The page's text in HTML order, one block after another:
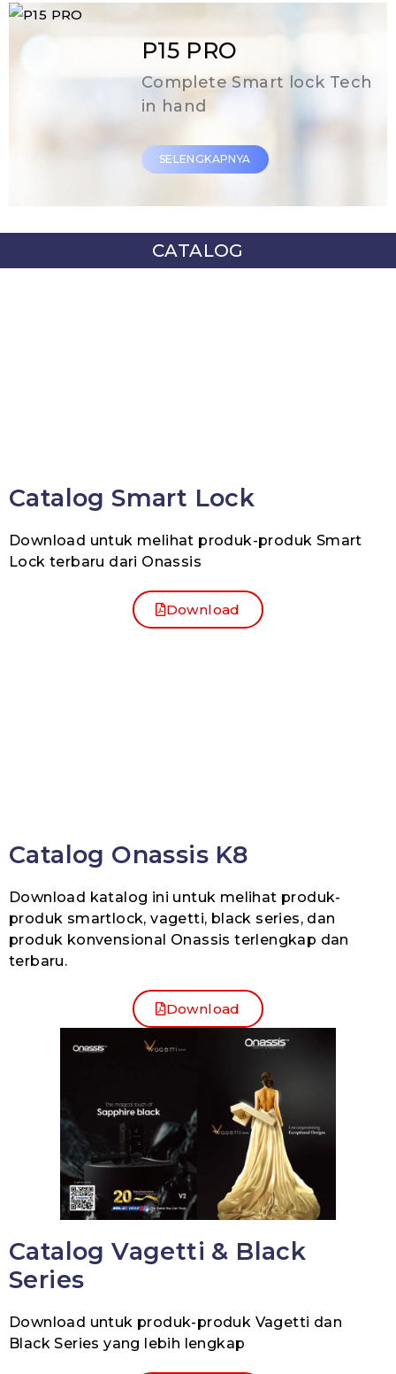
P15 PRO
Complete Smart lock Tech
in hand
SELENGKAPNYA
CATALOG
Catalog Smart Lock
Download untuk melihat produk-produk Smart
Lock terbaru dari Onassis
Download
Catalog Onassis K8
Download katalog ini untuk melihat produk-
produk smartlock, vagetti, black series, dan
produk konvensional Onassis terlengkap dan
terbaru.
Download
Catalog Vagetti & Black
Series
Download untuk produk-produk Vagetti dan
Black Series yang lebih lengkap